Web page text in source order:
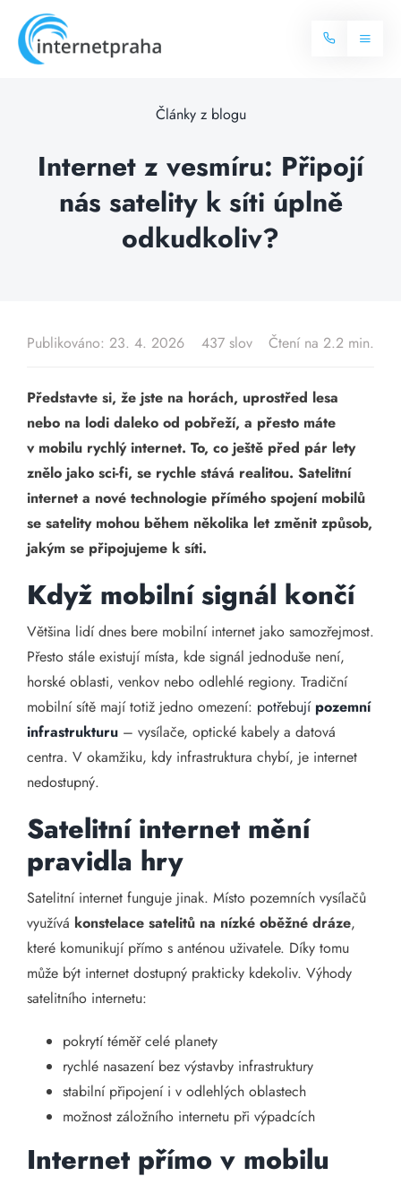
content
Toggle
Balíčky internetu
Více o internetu
Televize
Články z blogu
Internet z vesmíru: Připojí
nás satelity k síti úplně
odkudkoliv?
Publikováno: 23. 4. 2026 437 slov Čtení na 2.2 min.
Představte si, že jste na horách, uprostřed lesa
nebo na lodi daleko od pobřeží, a přesto máte
v mobilu rychlý internet. To, co ještě před pár lety
znělo jako sci-fi, se rychle stává realitou. Satelitní
internet a nové technologie přímého spojení mobilů
se satelity mohou během několika let změnit způsob,
jakým se připojujeme k síti.
Když mobilní signál končí
Většina lidí dnes bere mobilní internet jako samozřejmost.
Přesto stále existují místa, kde signál jednoduše není,
horské oblasti, venkov nebo odlehlé regiony. Tradiční
mobilní sítě mají totiž jedno omezení: potřebují pozemní
infrastrukturu – vysílače, optické kabely a datová
centra. V okamžiku, kdy infrastruktura chybí, je internet
nedostupný.
Satelitní internet mění
pravidla hry
Satelitní internet funguje jinak. Místo pozemních vysílačů
využívá konstelace satelitů na nízké oběžné dráze,
které komunikují přímo s anténou uživatele. Díky tomu
může být internet dostupný prakticky kdekoliv. Výhody
satelitního internetu:
pokrytí téměř celé planety
rychlé nasazení bez výstavby infrastruktury
stabilní připojení i v odlehlých oblastech
možnost záložního internetu při výpadcích
Internet přímo v mobilu